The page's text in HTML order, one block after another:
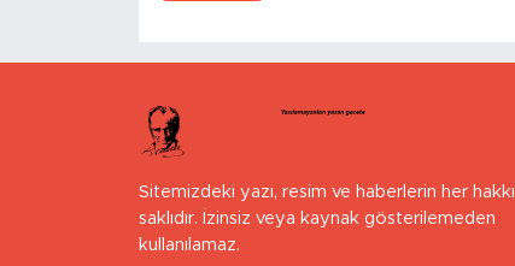
Sitemizdeki yazı, resim ve haberlerin her hakkı
saklıdır. İzinsiz veya kaynak gösterilemeden
kullanılamaz.